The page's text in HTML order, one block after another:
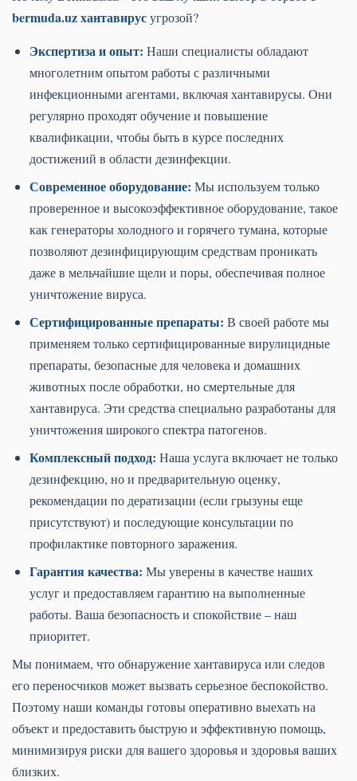
bermuda.uz хантавирусугрозой?
Экспертиза и опыт: Наши специалисты обладают
многолетним опытом работы с различными
инфекционными агентами, включая хантавирусы. Они
регулярно проходят обучение и повышение
квалификации, чтобы быть в курсе последних
достижений в области дезинфекции.
Современное оборудование: Мы используем только
проверенное и высокоэффективное оборудование, такое
как генераторы холодного и горячего тумана, которые
позволяют дезинфицирующим средствам проникать
даже в мельчайшие щели и поры, обеспечивая полное
уничтожение вируса.
Сертифицированные препараты: В своей работе мы
применяем только сертифицированные вирулицидные
препараты, безопасные для человека и домашних
животных после обработки, но смертельные для
хантавируса. Эти средства специально разработаны для
уничтожения широкого спектра патогенов.
Комплексный подход: Наша услуга включает не только
дезинфекцию, но и предварительную оценку,
рекомендации по дератизации (если грызуны еще
присутствуют) и последующие консультации по
профилактике повторного заражения.
Гарантия качества: Мы уверены в качестве наших
услуг и предоставляем гарантию на выполненные
работы. Ваша безопасность и спокойствие – наш
приоритет.
Мы понимаем, что обнаружение хантавируса или следов
его переносчиков может вызвать серьезное беспокойство.
Поэтому наши команды готовы оперативно выехать на
объект и предоставить быструю и эффективную помощь,
минимизируя риски для вашего здоровья и здоровья ваших
близких.